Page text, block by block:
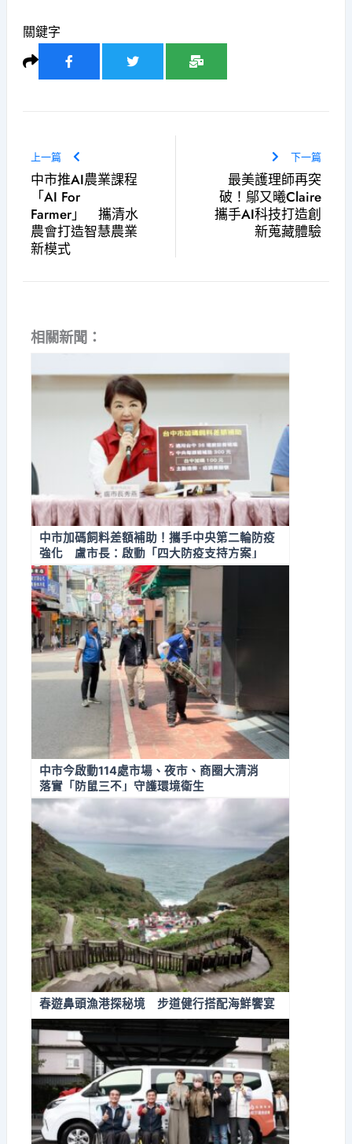
關鍵字
上一篇
中市推AI農業課程
「AI For
Farmer」 攜清水
農會打造智慧農業
新模式
下一篇
最美護理師再突
破！鄔又曦Claire
攜手AI科技打造創
新蒐藏體驗
相關新聞：
中市加碼飼料差額補助！攜手中央第二輪防疫
強化 盧市長：啟動「四大防疫支持方案」
中市今啟動114處市場、夜市、商圈大清消
落實「防鼠三不」守護環境衛生
春遊鼻頭漁港探秘境 步道健行搭配海鮮饗宴